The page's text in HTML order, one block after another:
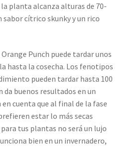
planta alcanza alturas de 70-
sabor cítrico skunky y un rico
Punch puede tardar unos
hasta la cosecha. Los fenotipos
pueden tardar hasta 100
da buenos resultados en un
cuenta que al final de la fase
estar lo más secas
tus plantas no será un lujo
bien en un invernadero,